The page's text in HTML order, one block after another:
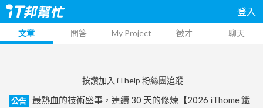
登入
文章 問答 My Project 徵才 聊天
按讚加入 iThelp 粉絲團追蹤
公告
最熱血的技術盛事，連續 30 天的修煉【2026 iThome 鐵